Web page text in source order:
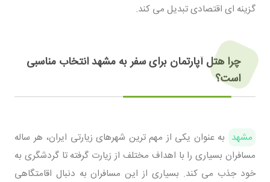
گزینه ای اقتصادی تبدیل می کند.
چرا هتل آپارتمان برای سفر به مشهد انتخاب مناسبی
است؟
مشهد به عنوان یکی از مهم ترین شهرهای زیارتی ایران، هر ساله
مسافران بسیاری را با اهداف مختلف از زیارت گرفته تا گردشگری به
خود جذب می کند. بسیاری از این مسافران به دنبال اقامتگاهی